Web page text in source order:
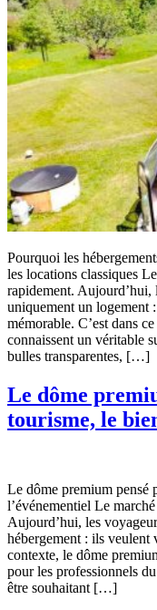
Pourquoi les
les locations classiques
rapidement. Aujourd’hui,
uniquement un logement
mémorable. C’est dans
connaissent un véritable
bulles transparentes, […]
Le dôme
tourisme, le
Le dôme premium pensé
l’événementiel Le
Aujourd’hui, les
hébergement : ils veulent
contexte, le dôme
pour les professionnels
être souhaitant […]